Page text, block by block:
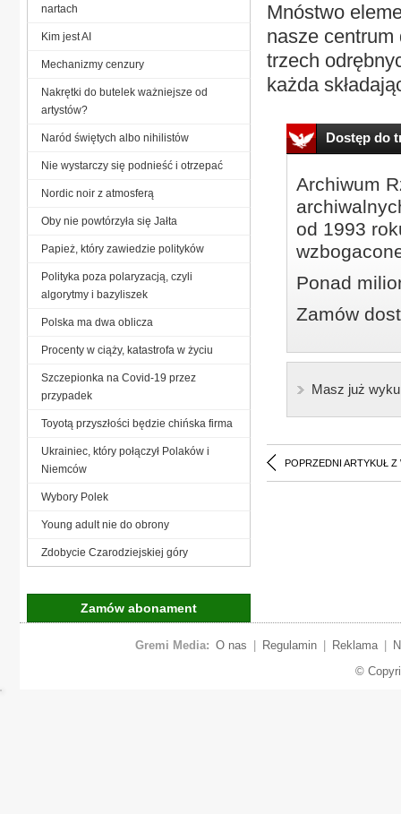
Mnóstwo
nasze centrum
trzech
każda
Dostęp do
Archiwum
od 1993
Ponad
Zamów
Masz już
POPRZEDNI ARTYKUŁ Z
nartach
Kim jest AI
Mechanizmy cenzury
Nakrętki do butelek ważniejsze od
artystów?
Naród świętych albo nihilistów
Nie wystarczy się podnieść i otrzepać
Nordic noir z atmosferą
Oby nie powtórzyła się Jałta
Papież, który zawiedzie polityków
Polityka poza polaryzacją, czyli
algorytmy i bazyliszek
Polska ma dwa oblicza
Procenty w ciąży, katastrofa w życiu
Szczepionka na Covid-19 przez
przypadek
Toyotą przyszłości będzie chińska firma
Ukrainiec, który połączył Polaków i
Niemców
Wybory Polek
Young adult nie do obrony
Zdobycie Czarodziejskiej góry
Zamów abonament
Gremi Media: O nas Regulamin Reklama
©